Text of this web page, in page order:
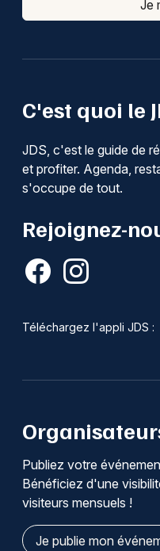
C'est quoi le
JDS, c'est le guide de
et profiter. Agenda,
s'occupe de tout.
Rejoignez-
Téléchargez l'appli JDS :
Je
Publiez votre
Bénéficiez d'une
visiteurs mensuels !
Je publie mon